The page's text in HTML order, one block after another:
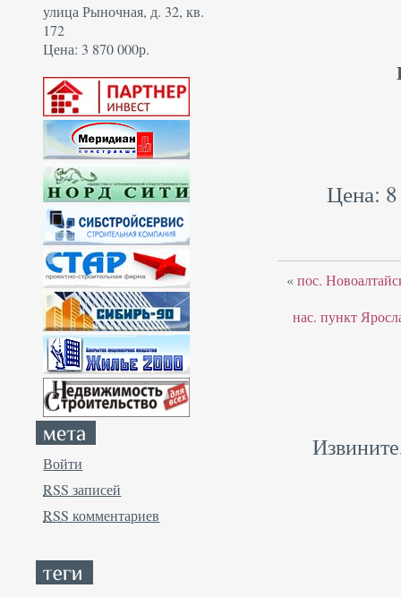
улица Рыночная, д. 32, кв.
172
Цена: 3 870 000р.
Войти
RSS записей
RSS комментариев
Цена:
«пос.
нас. пункт